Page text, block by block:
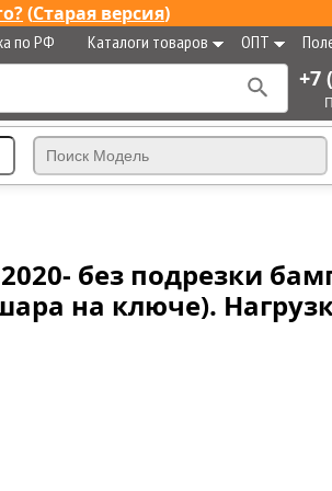
(Старая версия)
по РФ Каталоги товаров ОПТ
+7
без подрезки
на ключе).